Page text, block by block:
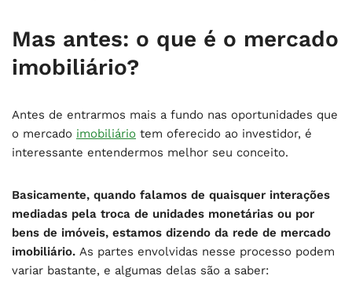
Mas antes: o que é o mercado
imobiliário?
Antes de entrarmos mais a fundo nas oportunidades que
o mercado imobiliário tem oferecido ao investidor, é
interessante entendermos melhor seu conceito.
Basicamente, quando falamos de quaisquer interações
mediadas pela troca de unidades monetárias ou por
bens de imóveis, estamos dizendo da rede de mercado
imobiliário. As partes envolvidas nesse processo podem
variar bastante, e algumas delas são a saber: